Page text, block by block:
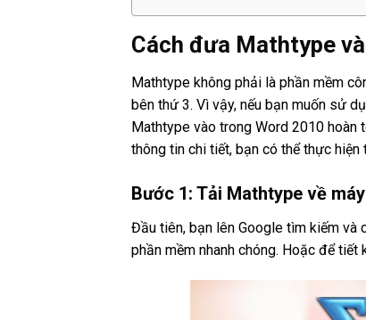
Cách đưa Mathtype
Mathtype không phải là phần mềm
bên thứ 3. Vì vậy, nếu bạn muốn sử
Mathtype vào trong Word 2010
thông tin chi tiết, bạn có thể thực
Bước 1: Tải Mathtype về
Đầu tiên, bạn lên Google tìm kiếm và
phần mềm nhanh chóng. Hoặc để